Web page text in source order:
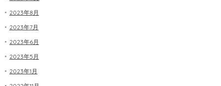
2023年8月
2023年7月
2023年6月
2023年5月
2023年1月